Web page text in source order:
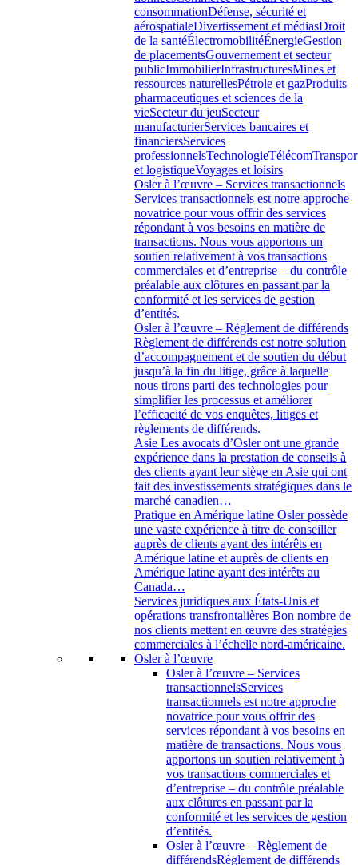
consommationDéfense, sécurité et
aérospatialeDivertissement et médiasDroit
de la santéÉlectromobilitéÉnergieGestion
de placementsGouvernement et secteur
publicImmobilierInfrastructuresMines et
ressources naturellesPétrole et gazProduits
pharmaceutiques et sciences de la
vieSecteur du jeuSecteur
manufacturierServices bancaires et
financiersServices
professionnelsTechnologieTélécom
et logistiqueVoyages et loisirs
Osler à l’œuvre – Services transactionnels
Services transactionnels est notre approche
novatrice pour vous offrir des services
répondant à vos besoins en matière de
transactions. Nous vous apportons un
soutien relativement à vos transactions
commerciales et d’entreprise – du contrôle
préalable aux clôtures en passant par la
conformité et les services de gestion
d’entités.
Osler à l’œuvre – Règlement de différends
Règlement de différends est notre solution
d’accompagnement et de soutien du début
jusqu’à la fin du litige, grâce à laquelle
nous tirons parti des technologies pour
simplifier les processus et améliorer
l’efficacité de vos enquêtes, litiges et
règlements de différends.
Asie Les avocats d’Osler ont une grande
expérience dans la prestation de conseils à
des clients ayant leur siège en Asie qui ont
fait des investissements stratégiques dans le
marché canadien…
Pratique en Amérique latine Osler possède
une vaste expérience à titre de conseiller
auprès de clients ayant des intérêts en
Amérique latine et auprès de clients en
Amérique latine ayant des intérêts au
Canada…
Services juridiques aux États-Unis et
opérations transfrontalières Bon nombre de
nos clients mettent en œuvre des stratégies
commerciales à l’échelle nord-américaine.
Osler à l’œuvre
Osler à l’œuvre – Services
transactionnelsServices
transactionnels est notre approche
novatrice pour vous offrir des
services répondant à vos besoins en
matière de transactions. Nous vous
apportons un soutien relativement à
vos transactions commerciales et
d’entreprise – du contrôle préalable
aux clôtures en passant par la
conformité et les services de gestion
d’entités.
Osler à l’œuvre – Règlement de
différendsRèglement de différends